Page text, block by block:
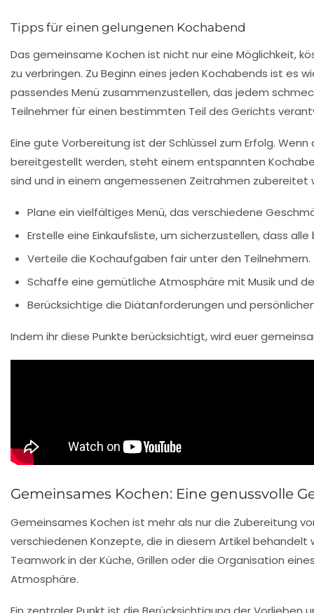
Tipps für einen gelungenen Kochabend
Das gemeinsame Kochen ist nicht nur eine Möglichkeit,
zu verbringen. Zu Beginn eines jeden Kochabends ist es
passendes Menü zusammenzustellen, das jedem
Teilnehmer für einen bestimmten Teil des Gerichts
Eine gute Vorbereitung ist der Schlüssel zum Erfolg.
bereitgestellt werden, steht einem entspannten
sind und in einem angemessenen Zeitrahmen zubereitet
Plane ein vielfältiges Menü, das verschiedene
Erstelle eine Einkaufsliste, um sicherzustellen, dass
Verteile die Kochaufgaben fair unter den Teilnehmern.
Schaffe eine gemütliche Atmosphäre mit Musik und
Berücksichtige die Diätanforderungen und
Indem ihr diese Punkte berücksichtigt, wird euer
Gemeinsames Kochen: Eine genussvolle
Gemeinsames Kochen ist mehr als nur die Zubereitung
verschiedenen Konzepte, die in diesem Artikel behandelt
Teamworkin der Küche,Grillen oder die Organisation
Atmosphäre.